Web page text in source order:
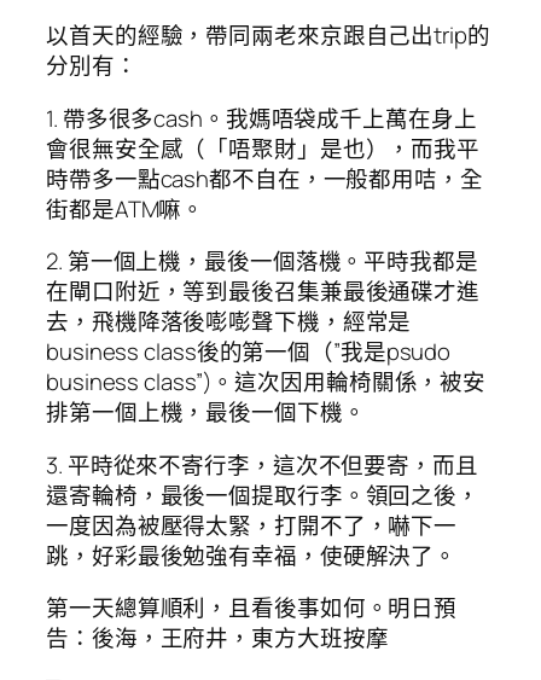
以首天的經驗，帶同兩老來京跟自己出trip的
分別有：
1. 帶多很多cash。我媽唔袋成千上萬在身上
會很無安全感（「唔聚財」是也），而我平
時帶多一點cash都不自在，一般都用咭，全
街都是ATM嘛。
2. 第一個上機，最後一個落機。平時我都是
在閘口附近，等到最後召集兼最後通碟才進
去，飛機降落後嘭嘭聲下機，經常是
business class後的第一個（”我是psudo
business class”)。這次因用輪椅關係，被安
排第一個上機，最後一個下機。
3. 平時從來不寄行李，這次不但要寄，而且
還寄輪椅，最後一個提取行李。領回之後，
一度因為被壓得太緊，打開不了，嚇下一
跳，好彩最後勉強有幸福，使硬解決了。
第一天總算順利，且看後事如何。明日預
告：後海，王府井，東方大班按摩